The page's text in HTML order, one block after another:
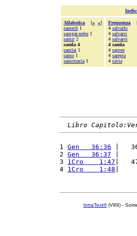
Alfabetica [« »]
samech 1
samgar-nebu 1
samir2
samla 4
samlai 1
samo 1
samotracia 1
Frequenza
4 salvarlo
4 salvarsi
4 salvarvi
4 samla
4 sapore
4 sarepta
4 savia
Libro
1 Gen   36:36 |
2 Gen   36:37 |
3 1Cro    1:47 |
4 1Cro    1:48 |
IntraText®(V89) -